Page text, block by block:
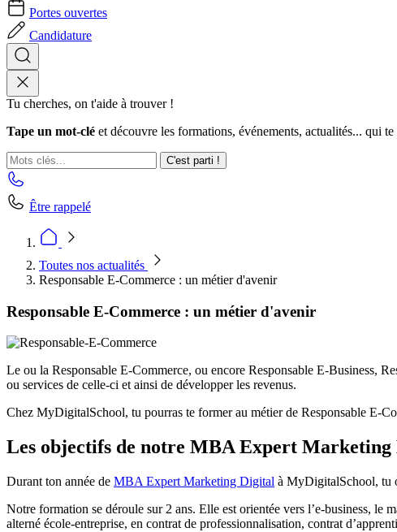
Portes ouvertes
Candidature
Tu cherches, on t'aide à trouver !
Tape un mot-clé et découvre les formations, événements, actualités... qui
C'est parti !
Être rappelé
Toutes nos actualités
Responsable E-Commerce : un métier d'avenir
Responsable E-Commerce : un métier d'avenir
Le ou la Responsable E-Commerce, ou encore Responsable E-Business,
ou services de celle-ci et ainsi de développer les revenus.
Chez MyDigitalSchool, tu pourras te former au métier de Responsable E-
Les objectifs de notre MBA Expert
Durant ton année de MBA Expert Marketing Digital à MyDigitalSchool, tu
Notre formation se déroule sur 2 ans. Elle est orientée vers l’e-business, le
alterné école-entreprise, en contrat de professionnalisation, contrat